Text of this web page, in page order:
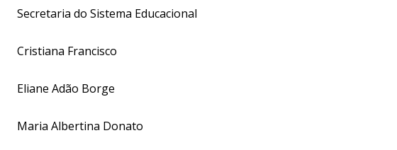
Secretaria do Sistema Educacional
Cristiana Francisco
Eliane Adão Borge
Maria Albertina Donato